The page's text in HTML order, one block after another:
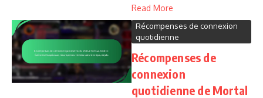
Read More
Récompenses de connexion
quotidienne
Récompenses de
connexion
quotidienne de Mortal